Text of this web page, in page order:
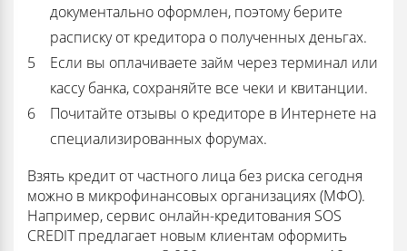
документально оформлен, поэтому берите
расписку от кредитора о полученных деньгах.
Если вы оплачиваете займ через терминал или
кассу банка, сохраняйте все чеки и квитанции.
Почитайте отзывы о кредиторе в Интернете на
специализированных форумах.
Взять кредит от частного лица без риска сегодня
можно в микрофинансовых организациях (МФО).
Например, сервис онлайн-кредитования SOS
CREDIT предлагает новым клиентам оформить